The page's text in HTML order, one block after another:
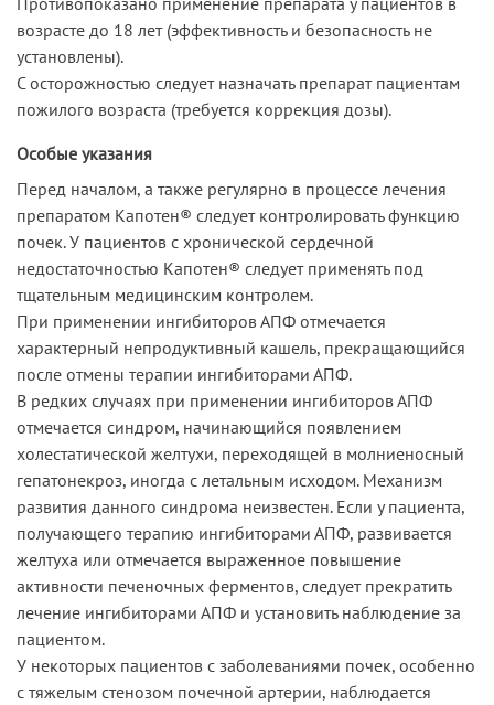
возрасте до 18 лет (эффективность и безопасность не
установлены).
С осторожностью следует назначать препарат пациентам
пожилого возраста (требуется коррекция дозы).
Особые указания
Перед началом, а также регулярно в процессе лечения
препаратом Капотен® следует контролировать функцию
почек. У пациентов с хронической сердечной
недостаточностью Капотен® следует применять под
тщательным медицинским контролем.
При применении ингибиторов АПФ отмечается
характерный непродуктивный кашель, прекращающийся
после отмены терапии ингибиторами АПФ.
В редких случаях при применении ингибиторов АПФ
отмечается синдром, начинающийся появлением
холестатической желтухи, переходящей в молниеносный
гепатонекроз, иногда с летальным исходом. Механизм
развития данного синдрома неизвестен. Если у пациента,
получающего терапию ингибиторами АПФ, развивается
желтуха или отмечается выраженное повышение
активности печеночных ферментов, следует прекратить
лечение ингибиторами АПФ и установить наблюдение за
пациентом.
У некоторых пациентов с заболеваниями почек, особенно
с тяжелым стенозом почечной артерии, наблюдается